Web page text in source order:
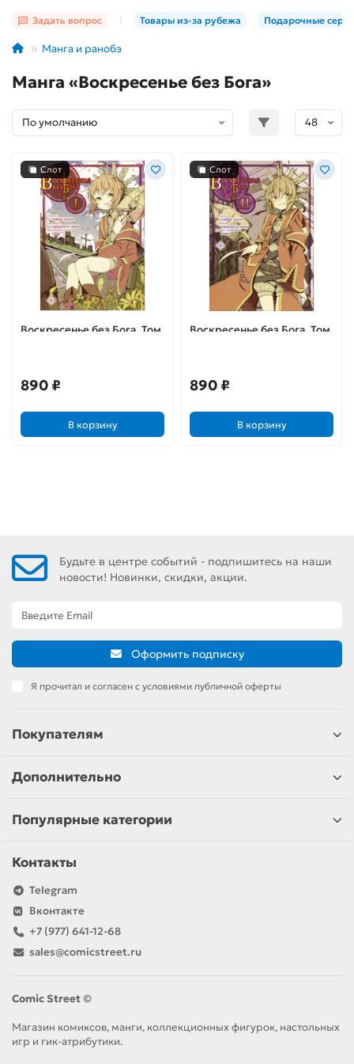
Задать вопрос Товары из-за рубежа Подарочные
Манга и ранобэ
Манга «Воскресенье без Бога»
Слот
Воскресенье без Бога. Том
890 ₽
В корзину
Слот
Воскресенье без Бога. Том
890 ₽
В корзину
Будьте в центре событий - подпишитесь на наши
новости! Новинки, скидки, акции.
Оформить подписку
Я прочитал и согласен с условиями публичной оферты
Покупателям
Дополнительно
Популярные категории
Контакты
Telegram
Вконтакте
+7 (977) 641-12-68
sales@comicstreet.ru
Comic Street ©
Магазин комиксов, манги, коллекционных фигурок, настольных
игр и гик-атрибутики.